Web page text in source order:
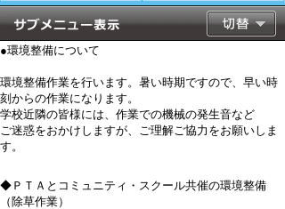
●環境整備について
環境整備作業を行います。暑い時期ですので、早い時
刻からの作業になります。
学校近隣の皆様には、作業での機械の発生音など
ご迷惑をおかけしますが、ご理解ご協力をお願いしま
す。
◆ＰＴＡとコミュニティ・スクール共催の環境整備
（除草作業）